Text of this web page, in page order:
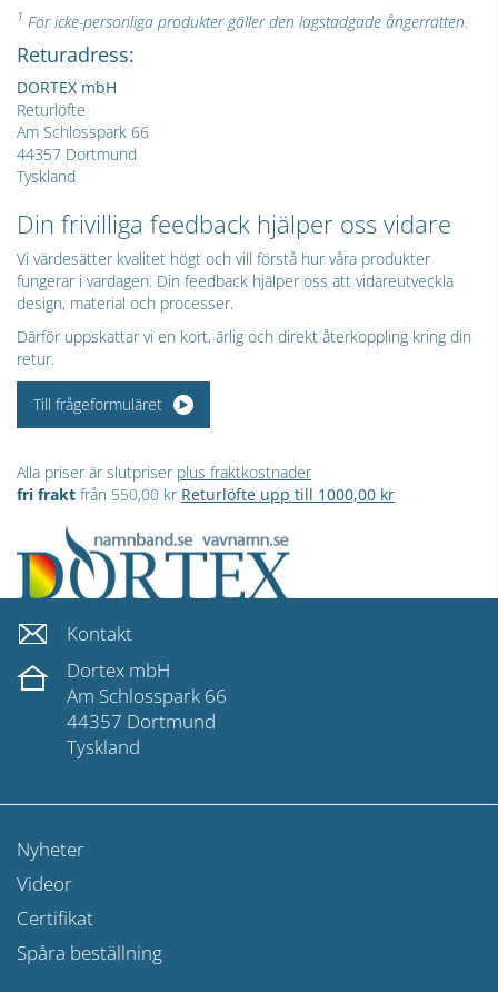
1 För icke-personliga produkter gäller den lagstadgade ångerrätten.
Returadress:
DORTEX mbH
Returlöfte
Am Schlosspark 66
44357 Dortmund
Tyskland
Din frivilliga feedback hjälper oss vidare
Vi värdesätter kvalitet högt och vill förstå hur våra produkter
fungerar i vardagen. Din feedback hjälper oss att vidareutveckla
design, material och processer.
Därför uppskattar vi en kort, ärlig och direkt återkoppling kring din
retur.
Till frågeformuläret
Alla priser är slutpriser plus fraktkostnader
fri frakt från 550,00 kr Returlöfte upp till 1000,00 kr
Kontakt
Dortex mbH
Am Schlosspark 66
44357 Dortmund
Tyskland
Nyheter
Videor
Certifikat
Spåra beställning